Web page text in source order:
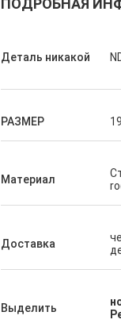
ПОДРОБНАЯ
Деталь никакой
РАЗМЕР
Материал
Доставка
Выделить